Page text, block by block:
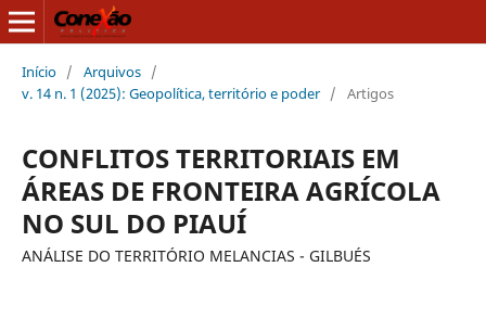
Início / Arquivos /
v. 14 n. 1 (2025): Geopolítica, território e poder / Artigos
CONFLITOS TERRITORIAIS EM
ÁREAS DE FRONTEIRA AGRÍCOLA
NO SUL DO PIAUÍ
ANÁLISE DO TERRITÓRIO MELANCIAS - GILBUÉS